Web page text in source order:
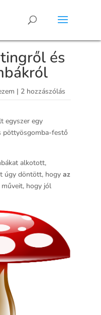
és
| 2 hozzászólás
egyszer egy
pöttyösgomba-festő
alkotott,
úgy döntött, hogy az
műveit, hogy jól